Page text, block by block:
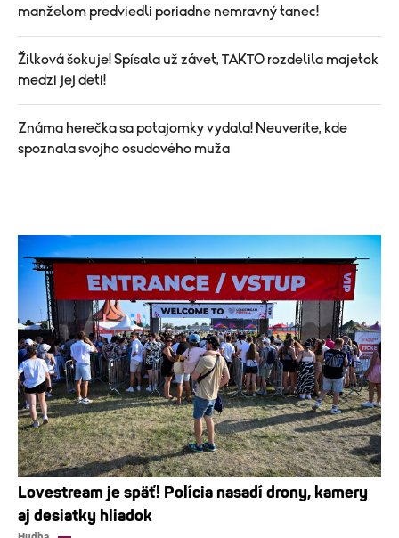
manželom predviedli poriadne nemravný tanec!
Žilková šokuje! Spísala už závet, TAKTO rozdelila majetok
medzi jej deti!
Známa herečka sa potajomky vydala! Neuveríte, kde
spoznala svojho osudového muža
Lovestream je späť! Polícia nasadí drony, kamery
aj desiatky hliadok